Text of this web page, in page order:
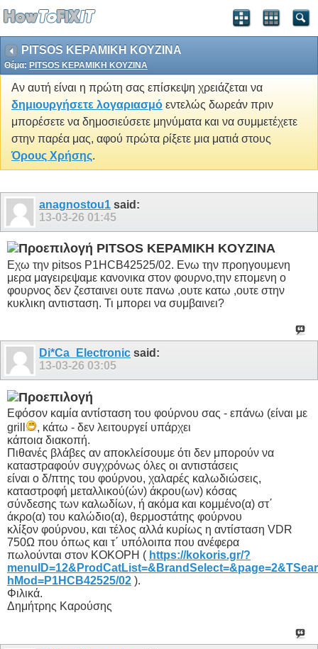
PITSOS ΚΕΡΑΜΙΚΗ KOYZINA
Θέμα: PITSOS ΚΕΡΑΜΙΚΗ KOYZINA
Αν αυτή είναι η πρώτη σας επίσκεψη χρειάζεται να
δημιουργήσετε λογαριασμό εντελώς δωρεάν πριν
μπορέσετε να δημοσιεύσετε μηνύματα και να συμμετέχετε
στην παρέα μας, αφού πρώτα ρίξετε μια ματιά στους
Όρους Χρήσης.
anagnostou1 said:
13-03-26 01:45
PITSOS ΚΕΡΑΜΙΚΗ KOYZINA
Εχω την pitsos P1HCB42525/02. Ενω την προηγουμενη
μερα μαγειρεψαμε κανονικα στον φουρνο,την επομενη ο
φουρνος δεν ζεσταινει ουτε πανω ,ουτε κατω ,ουτε στην
κυκλικη αντισταση. Τι μπορει να συμβαινει?
Di*Ca_Electronic said:
13-03-26 03:05
Εφόσον καμία αντίσταση του φούρνου σας - επάνω (είναι με
grill
, κάτω - δεν λειτουργεί υπάρχει
κάποια διακοπή.
Πιθανές βλάβες αν αποκλείσουμε ότι δεν μπορούν να
καταστραφούν συγχρόνως όλες οι αντιστάσεις
είναι ο δ/πτης του φούρνου, χαλαρές καλωδιώσεις,
καταστροφή μεταλλικού(ών) άκρου(ων) κόσας
σύνδεσης των καλωδίων, ή ακόμα και κομμένο(α) στ΄
άκρο(α) του καλώδιο(α), θερμοστάτης φούρνου
κλίξον φούρνου, και τέλος αλλά κυρίως η αντίσταση VDR
750Ω που όπως και τ΄ υπόλοιπα που ανέφερα
πωλούνται στον ΚΟΚΟΡΗ ( https://kokoris.gr/?
hMod=P1HCB42525/02 ).
Φιλικά.
Δημήτρης Καρούσης